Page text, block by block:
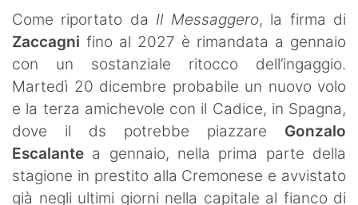
Come riportato da Il Messaggero, la firma di
Zaccagni fino al 2027 è rimandata a gennaio
con un sostanziale ritocco dell’ingaggio.
Martedì 20 dicembre probabile un nuovo volo
e la terza amichevole con il Cadice, in Spagna,
dove il ds potrebbe piazzare Gonzalo
Escalante a gennaio, nella prima parte della
stagione in prestito alla Cremonese e avvistato
già negli ultimi giorni nella capitale al fianco di